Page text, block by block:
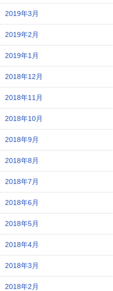
2019年3月
2019年2月
2019年1月
2018年12月
2018年11月
2018年10月
2018年9月
2018年8月
2018年7月
2018年6月
2018年5月
2018年4月
2018年3月
2018年2月